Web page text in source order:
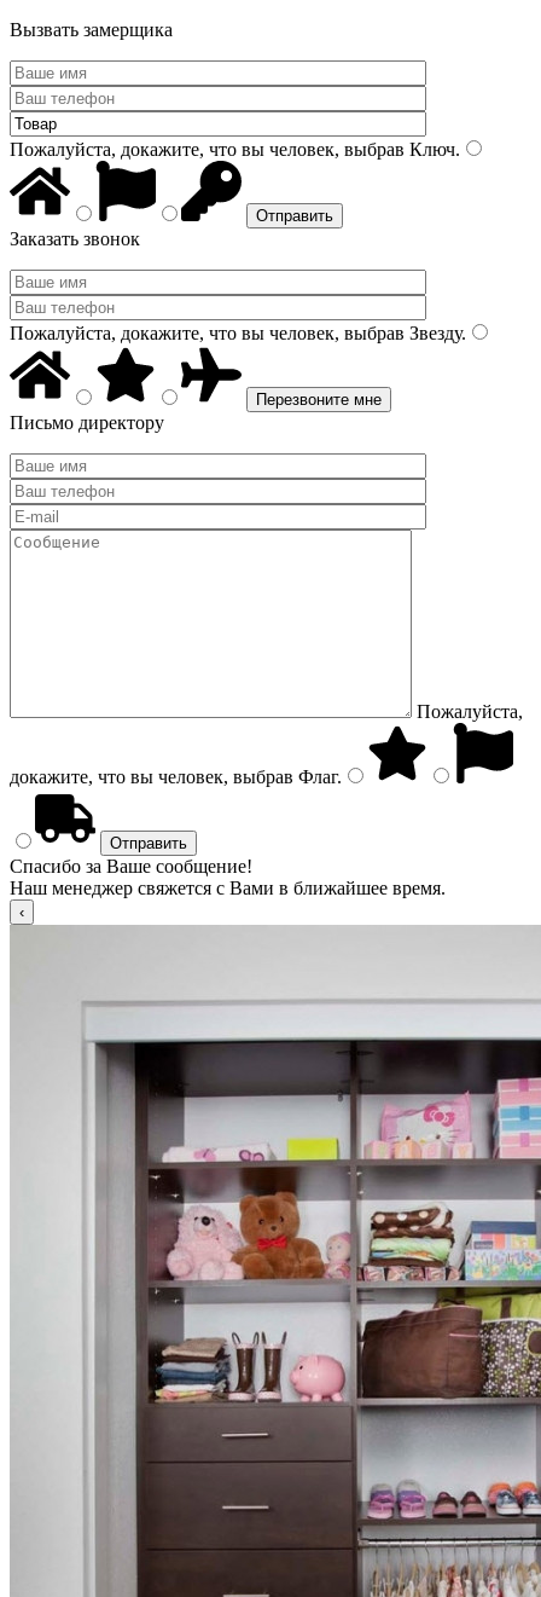
Вызвать замерщика
Пожалуйста, докажите, что вы человек, выбрав Ключ.
Заказать звонок
Пожалуйста, докажите, что вы человек, выбрав Звезду.
Письмо директору
Пожалуйста,
докажите, что вы человек, выбрав Флаг.
Спасибо за Ваше сообщение!
Наш менеджер свяжется с Вами в ближайшее время.